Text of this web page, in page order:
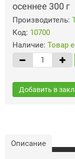
осеннее 300 г
Производитель:
Код: 10700
Наличие: Товар
Добавить в
Описание